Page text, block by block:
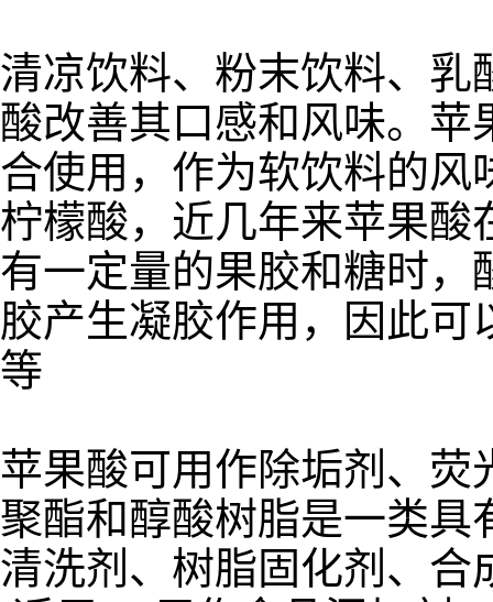
清凉饮料、粉末饮料、乳
酸改善其口感和风味。
合使用，作为软饮料的风
柠檬酸，近几年来苹果酸
有一定量的果胶和糖时，
胶产生凝胶作用，因此
等
苹果酸可用作除垢剂、
聚酯和醇酸树脂是一类具
清洗剂、树脂固化剂、合